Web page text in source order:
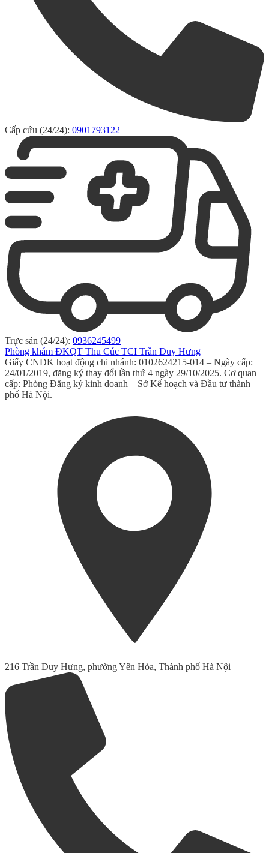
Cấp cứu (24/24): 0901793122
Trực sản (24/24): 0936245499
Phòng khám ĐKQT Thu Cúc TCI Trần Duy Hưng
Giấy CNĐK hoạt động chi nhánh: 0102624215-014 – Ngày cấp:
24/01/2019, đăng ký thay đổi lần thứ 4 ngày 29/10/2025. Cơ quan
cấp: Phòng Đăng ký kinh doanh – Sở Kế hoạch và Đầu tư thành
phố Hà Nội.
216 Trần Duy Hưng, phường Yên Hòa, Thành phố Hà Nội